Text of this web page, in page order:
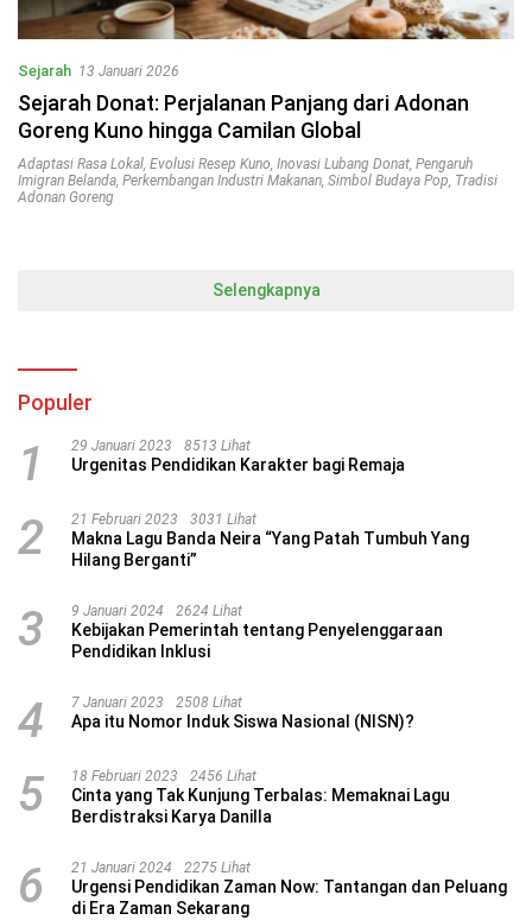
Sejarah 13 Januari 2026
Sejarah Donat: Perjalanan Panjang dari Adonan
Goreng Kuno hingga Camilan Global
Adaptasi Rasa Lokal, Evolusi Resep Kuno, Inovasi Lubang Donat, Pengaruh
Imigran Belanda, Perkembangan Industri Makanan, Simbol Budaya Pop, Tradisi
Adonan Goreng
Selengkapnya
Populer
1 29 Januari 2023 8513 Lihat
Urgenitas Pendidikan Karakter bagi Remaja
2 21 Februari 2023 3031 Lihat
Makna Lagu Banda Neira “Yang Patah Tumbuh Yang
Hilang Berganti”
3 9 Januari 2024 2624 Lihat
Kebijakan Pemerintah tentang Penyelenggaraan
Pendidikan Inklusi
4 7 Januari 2023 2508 Lihat
Apa itu Nomor Induk Siswa Nasional (NISN)?
5 18 Februari 2023 2456 Lihat
Cinta yang Tak Kunjung Terbalas: Memaknai Lagu
Berdistraksi Karya Danilla
6 21 Januari 2024 2275 Lihat
Urgensi Pendidikan Zaman Now: Tantangan dan Peluang
di Era Zaman Sekarang